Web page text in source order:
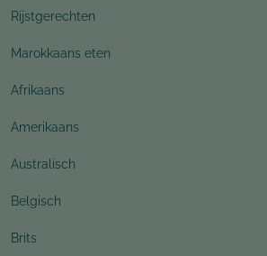
Rijstgerechten
Marokkaans eten
Afrikaans
Amerikaans
Australisch
Belgisch
Brits